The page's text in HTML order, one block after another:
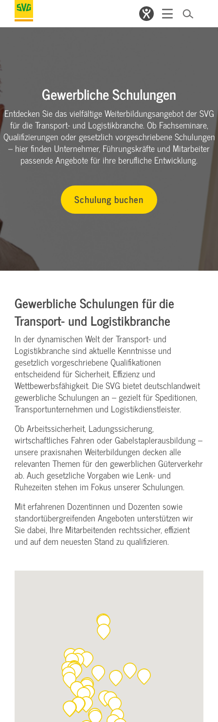
Gewerbliche Schulungen
Entdecken Sie das vielfältige Weiterbildungsangebot der SVG
für die Transport- und Logistikbranche. Ob Fachseminare,
Qualifizierungen oder gesetzlich vorgeschriebene Schulungen
– hier finden Unternehmer, Führungskräfte und Mitarbeiter
passende Angebote für ihre berufliche Entwicklung.
Schulung buchen
Gewerbliche Schulungen für die
Transport- und Logistikbranche
In der dynamischen Welt der Transport- und
Logistikbranche sind aktuelle Kenntnisse und
gesetzlich vorgeschriebene Qualifikationen
entscheidend für Sicherheit, Effizienz und
Wettbewerbsfähigkeit. Die SVG bietet deutschlandweit
gewerbliche Schulungen an – gezielt für Speditionen,
Transportunternehmen und Logistikdienstleister.
Ob Arbeitssicherheit, Ladungssicherung,
wirtschaftliches Fahren oder Gabelstaplerausbildung –
unsere praxisnahen Weiterbildungen decken alle
relevanten Themen für den gewerblichen Güterverkehr
ab. Auch gesetzliche Vorgaben wie Lenk- und
Ruhezeiten stehen im Fokus unserer Schulungen.
Mit erfahrenen Dozentinnen und Dozenten sowie
standortübergreifenden Angeboten unterstützen wir
Sie dabei, Ihre Mitarbeitenden rechtssicher, effizient
und auf dem neuesten Stand zu qualifizieren.